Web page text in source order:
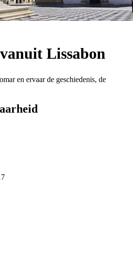
Lissabon
en ervaar de geschiedenis, de